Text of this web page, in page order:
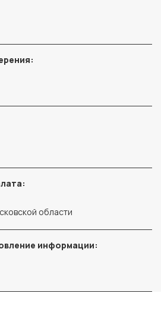
области
информации: